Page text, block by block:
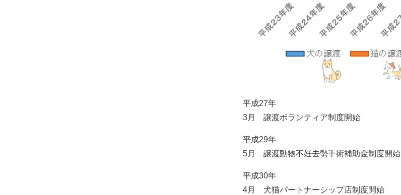
平成27年
3月 譲渡ボランティア制度開始
平成29年
5月 譲渡動物不妊去勢手術補助金制度開始
平成30年
4月 犬猫パートナーシップ店制度開始